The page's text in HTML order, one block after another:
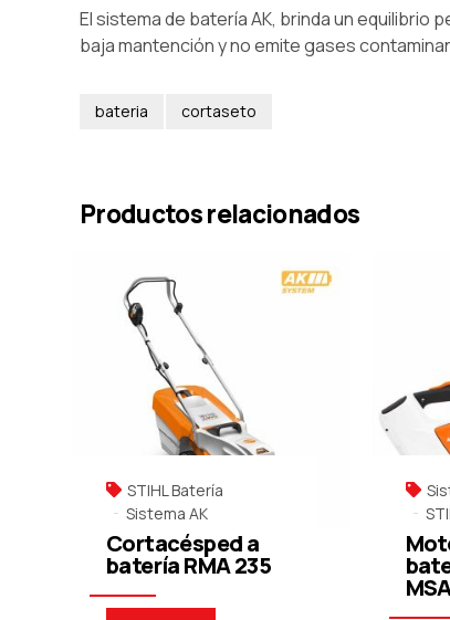
El sistema de batería AK, brinda un
baja mantención y no emite gases
bateria cortaseto
Productos relacionados
STIHL Batería
Sistema AK
Cortacésped a
batería RMA 235